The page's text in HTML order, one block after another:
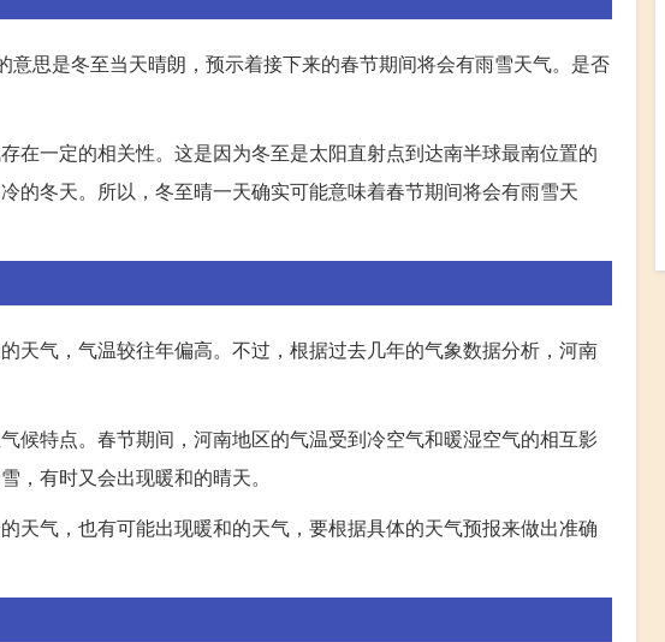
意思是冬至当天晴朗，预示着接下来的春节期间将会有雨雪天气。是否
在一定的相关性。这是因为冬至是太阳直射点到达南半球最南位置的
的冬天。所以，冬至晴一天确实可能意味着春节期间将会有雨雪天
天气，气温较往年偏高。不过，根据过去几年的气象数据分析，河南
候特点。春节期间，河南地区的气温受到冷空气和暖湿空气的相互影
，有时又会出现暖和的晴天。
天气，也有可能出现暖和的天气，要根据具体的天气预报来做出准确